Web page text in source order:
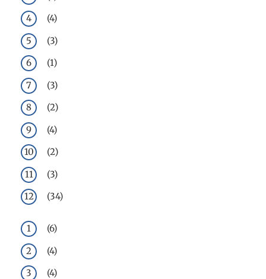
(4)
(3)
(1)
(3)
(2)
(4)
(2)
(3)
(34)
(6)
(4)
(4)